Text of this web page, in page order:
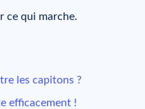
ce qui marche.
les capitons ?
efficacement !